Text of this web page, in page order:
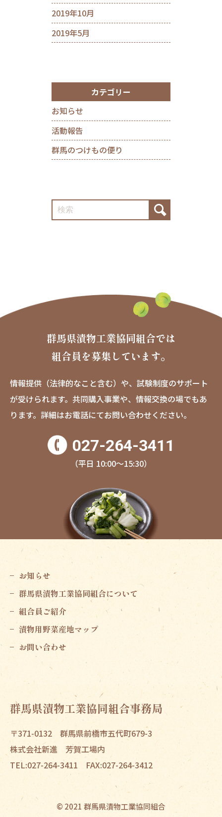
2019年10月
2019年5月
カテゴリー
お知らせ
活動報告
群馬のつけもの便り
群馬県漬物工業協同組合では
組合員を募集しています。
情報提供（法律的なこと含む）や、試験制度のサポート
が受けられます。 共同購入事業や、情報交換の場でもあ
ります。 詳細はお電話にてお問い合わせください。
027-264-3411
（平日 10:00〜15:30）
お知らせ
群馬県漬物工業協同組合について
組合員ご紹介
漬物用野菜産地マップ
お問い合わせ
群馬県漬物工業協同組合事務局
〒371-0132 群馬県前橋市五代町679-3
株式会社新進 芳賀工場内
TEL:027-264-3411 FAX:027-264-3412
© 2021 群馬県漬物工業協同組合